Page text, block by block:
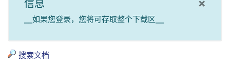
×
信息
__如果您登录，您将可存取整个下载区__
搜索文档